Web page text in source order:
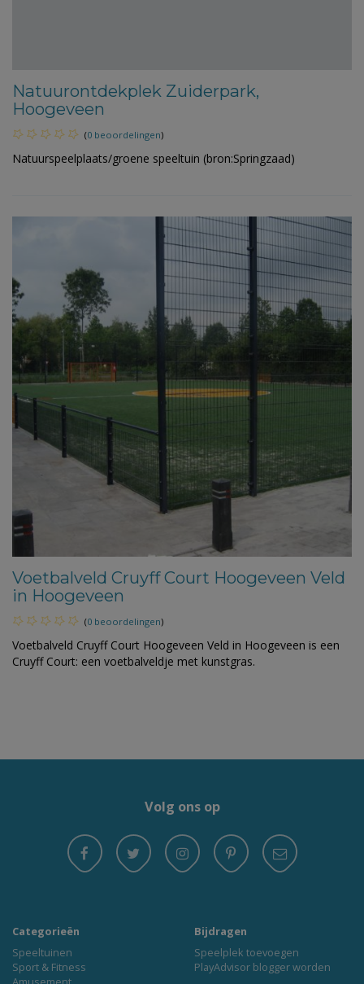
Natuurontdekplek Zuiderpark,
Hoogeveen
(0 beoordelingen)
Natuurspeelplaats/groene speeltuin (bron:Springzaad)
Voetbalveld Cruyff Court Hoogeveen Veld
in Hoogeveen
(0 beoordelingen)
Voetbalveld Cruyff Court Hoogeveen Veld in Hoogeveen is een
Cruyff Court: een voetbalveldje met kunstgras.
Volg ons op
Categorieën
Speeltuinen
Sport & Fitness
Bijdragen
Speelplek toevoegen
PlayAdvisor blogger worden